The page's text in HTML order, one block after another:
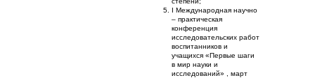
I Международная научно
– практическая
конференция
исследовательских работ
воспитанников и
учащихся «Первые шаги
в мир науки и
исследований» , март